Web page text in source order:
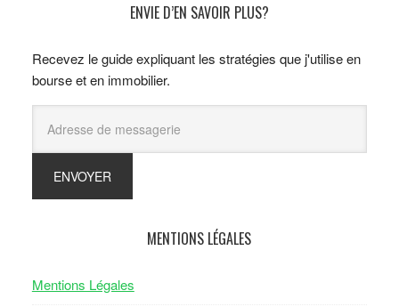
ENVIE D’EN SAVOIR PLUS?
Recevez le guide expliquant les stratégies que j'utilise en
bourse et en immobilier.
MENTIONS LÉGALES
Mentions Légales